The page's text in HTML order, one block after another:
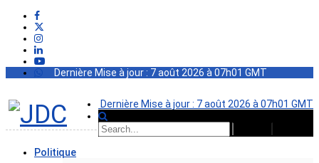
Dernière Mise à jour : 7 août 2026 à 07h01 GMT
Dernière Mise à jour : 7 août 2026 à 07h01 GMT
Politique